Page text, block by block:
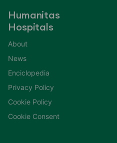
Humanitas
Hospitals
About
News
Enciclopedia
Privacy Policy
Cookie Policy
Cookie Consent